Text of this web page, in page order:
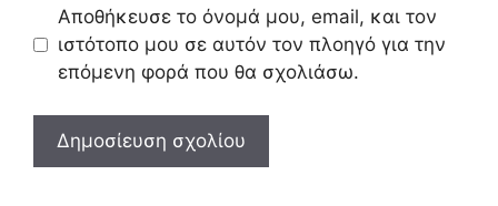
Αποθήκευσε το όνομά μου, email, και τον
ιστότοπο μου σε αυτόν τον πλοηγό για την
επόμενη φορά που θα σχολιάσω.